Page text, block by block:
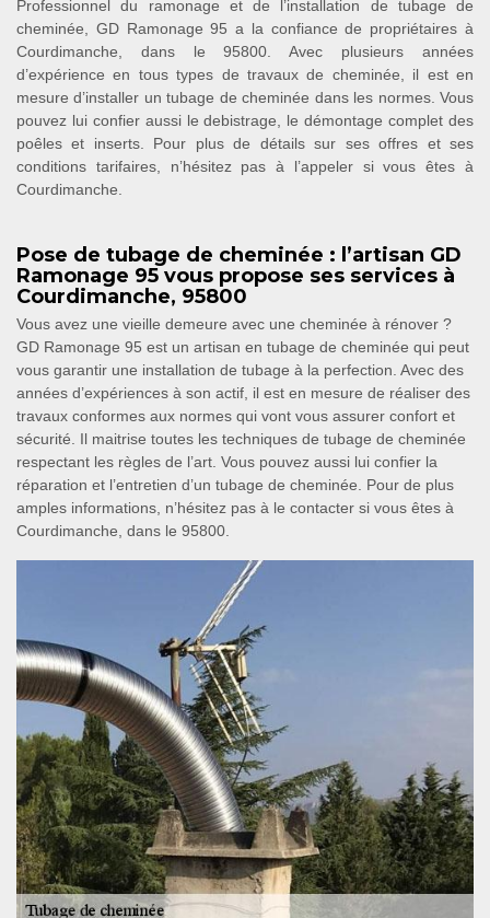
Professionnel du ramonage et de l’installation de tubage de
cheminée, GD Ramonage 95 a la confiance de propriétaires à
Courdimanche, dans le 95800. Avec plusieurs années
d’expérience en tous types de travaux de cheminée, il est en
mesure d’installer un tubage de cheminée dans les normes. Vous
pouvez lui confier aussi le debistrage, le démontage complet des
poêles et inserts. Pour plus de détails sur ses offres et ses
conditions tarifaires, n’hésitez pas à l’appeler si vous êtes à
Courdimanche.
Pose de tubage de cheminée : l’artisan GD
Ramonage 95 vous propose ses services à
Courdimanche, 95800
Vous avez une vieille demeure avec une cheminée à rénover ?
GD Ramonage 95 est un artisan en tubage de cheminée qui peut
vous garantir une installation de tubage à la perfection. Avec des
années d’expériences à son actif, il est en mesure de réaliser des
travaux conformes aux normes qui vont vous assurer confort et
sécurité. Il maitrise toutes les techniques de tubage de cheminée
respectant les règles de l’art. Vous pouvez aussi lui confier la
réparation et l’entretien d’un tubage de cheminée. Pour de plus
amples informations, n’hésitez pas à le contacter si vous êtes à
Courdimanche, dans le 95800.